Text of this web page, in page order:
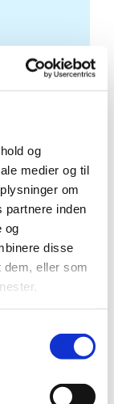
og
medier og til
om
partnere inden
og
disse
dem, eller som